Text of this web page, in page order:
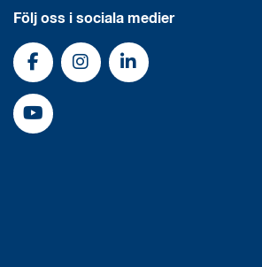
Följ oss i sociala medier